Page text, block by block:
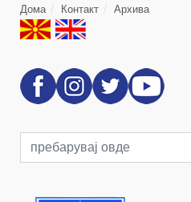
Дома Контакт Архива